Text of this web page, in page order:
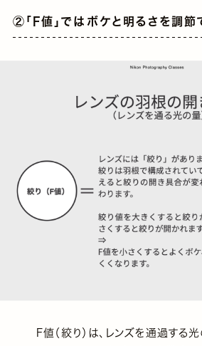
②「F値」ではボケと明るさを調節
F値（絞り）は、レンズを通過する